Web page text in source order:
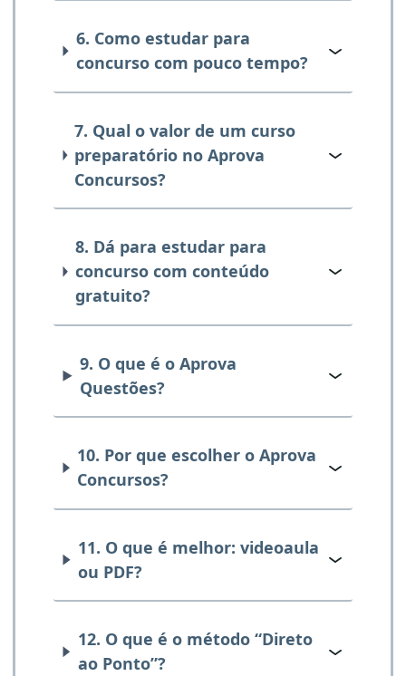
6. Como estudar para
concurso com pouco tempo?
7. Qual o valor de um curso
preparatório no Aprova
Concursos?
8. Dá para estudar para
concurso com conteúdo
gratuito?
9. O que é o Aprova
Questões?
10. Por que escolher o Aprova
Concursos?
11. O que é melhor: videoaula
ou PDF?
12. O que é o método “Direto
ao Ponto”?